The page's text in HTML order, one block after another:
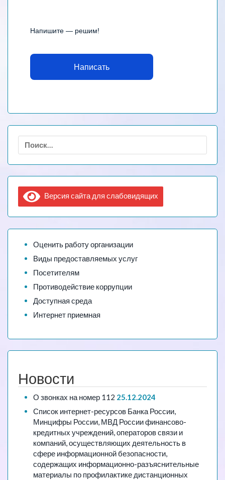
Напишите — решим!
Написать
Версия сайта для слабовидящих
Оценить работу организации
Виды предоставляемых услуг
Посетителям
Противодействие коррупции
Доступная среда
Интернет приемная
Новости
О звонках на номер 112 25.12.2024
Список интернет-ресурсов Банка России,
Минцифры России, МВД России финансово-
кредитных учреждений, операторов связи и
компаний, осуществляющих деятельность в
сфере информационной безопасности,
содержащих информационно-разъяснительные
материалы по профилактике дистанционных